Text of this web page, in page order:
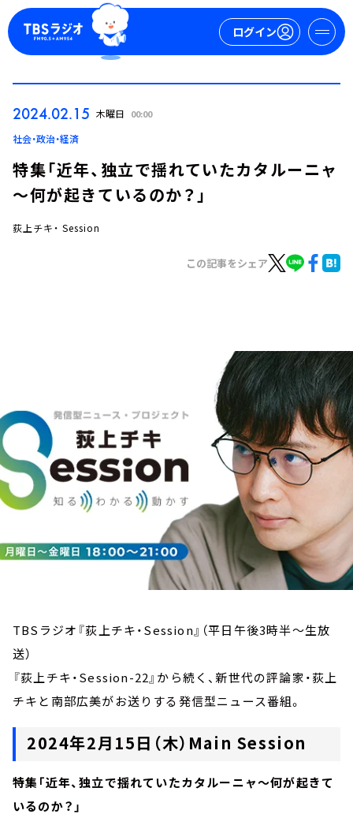
ログイン
会社情報
2024.02.15 木曜日 00:00
社会・政治・経済
特集「近年、独立で揺れていたカタルーニャ
～何が起きているのか？」
荻上チキ・ Session
この記事をシェア
TBSラジオ『荻上チキ・Session』（平日午後3時半～生放
送）
『荻上チキ・Session-22』から続く、新世代の評論家・荻上
チキと南部広美がお送りする発信型ニュース番組。
2024年2月15日（木）Main Session
特集「近年、独立で揺れていたカタルーニャ～何が起きて
いるのか？」